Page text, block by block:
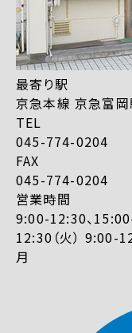
最寄り駅
京急本線 京急富岡
TEL
045-774-0204
FAX
045-774-0204
営業時間
9:00-12:30、15:00-
12:30（火） 9:00-
月